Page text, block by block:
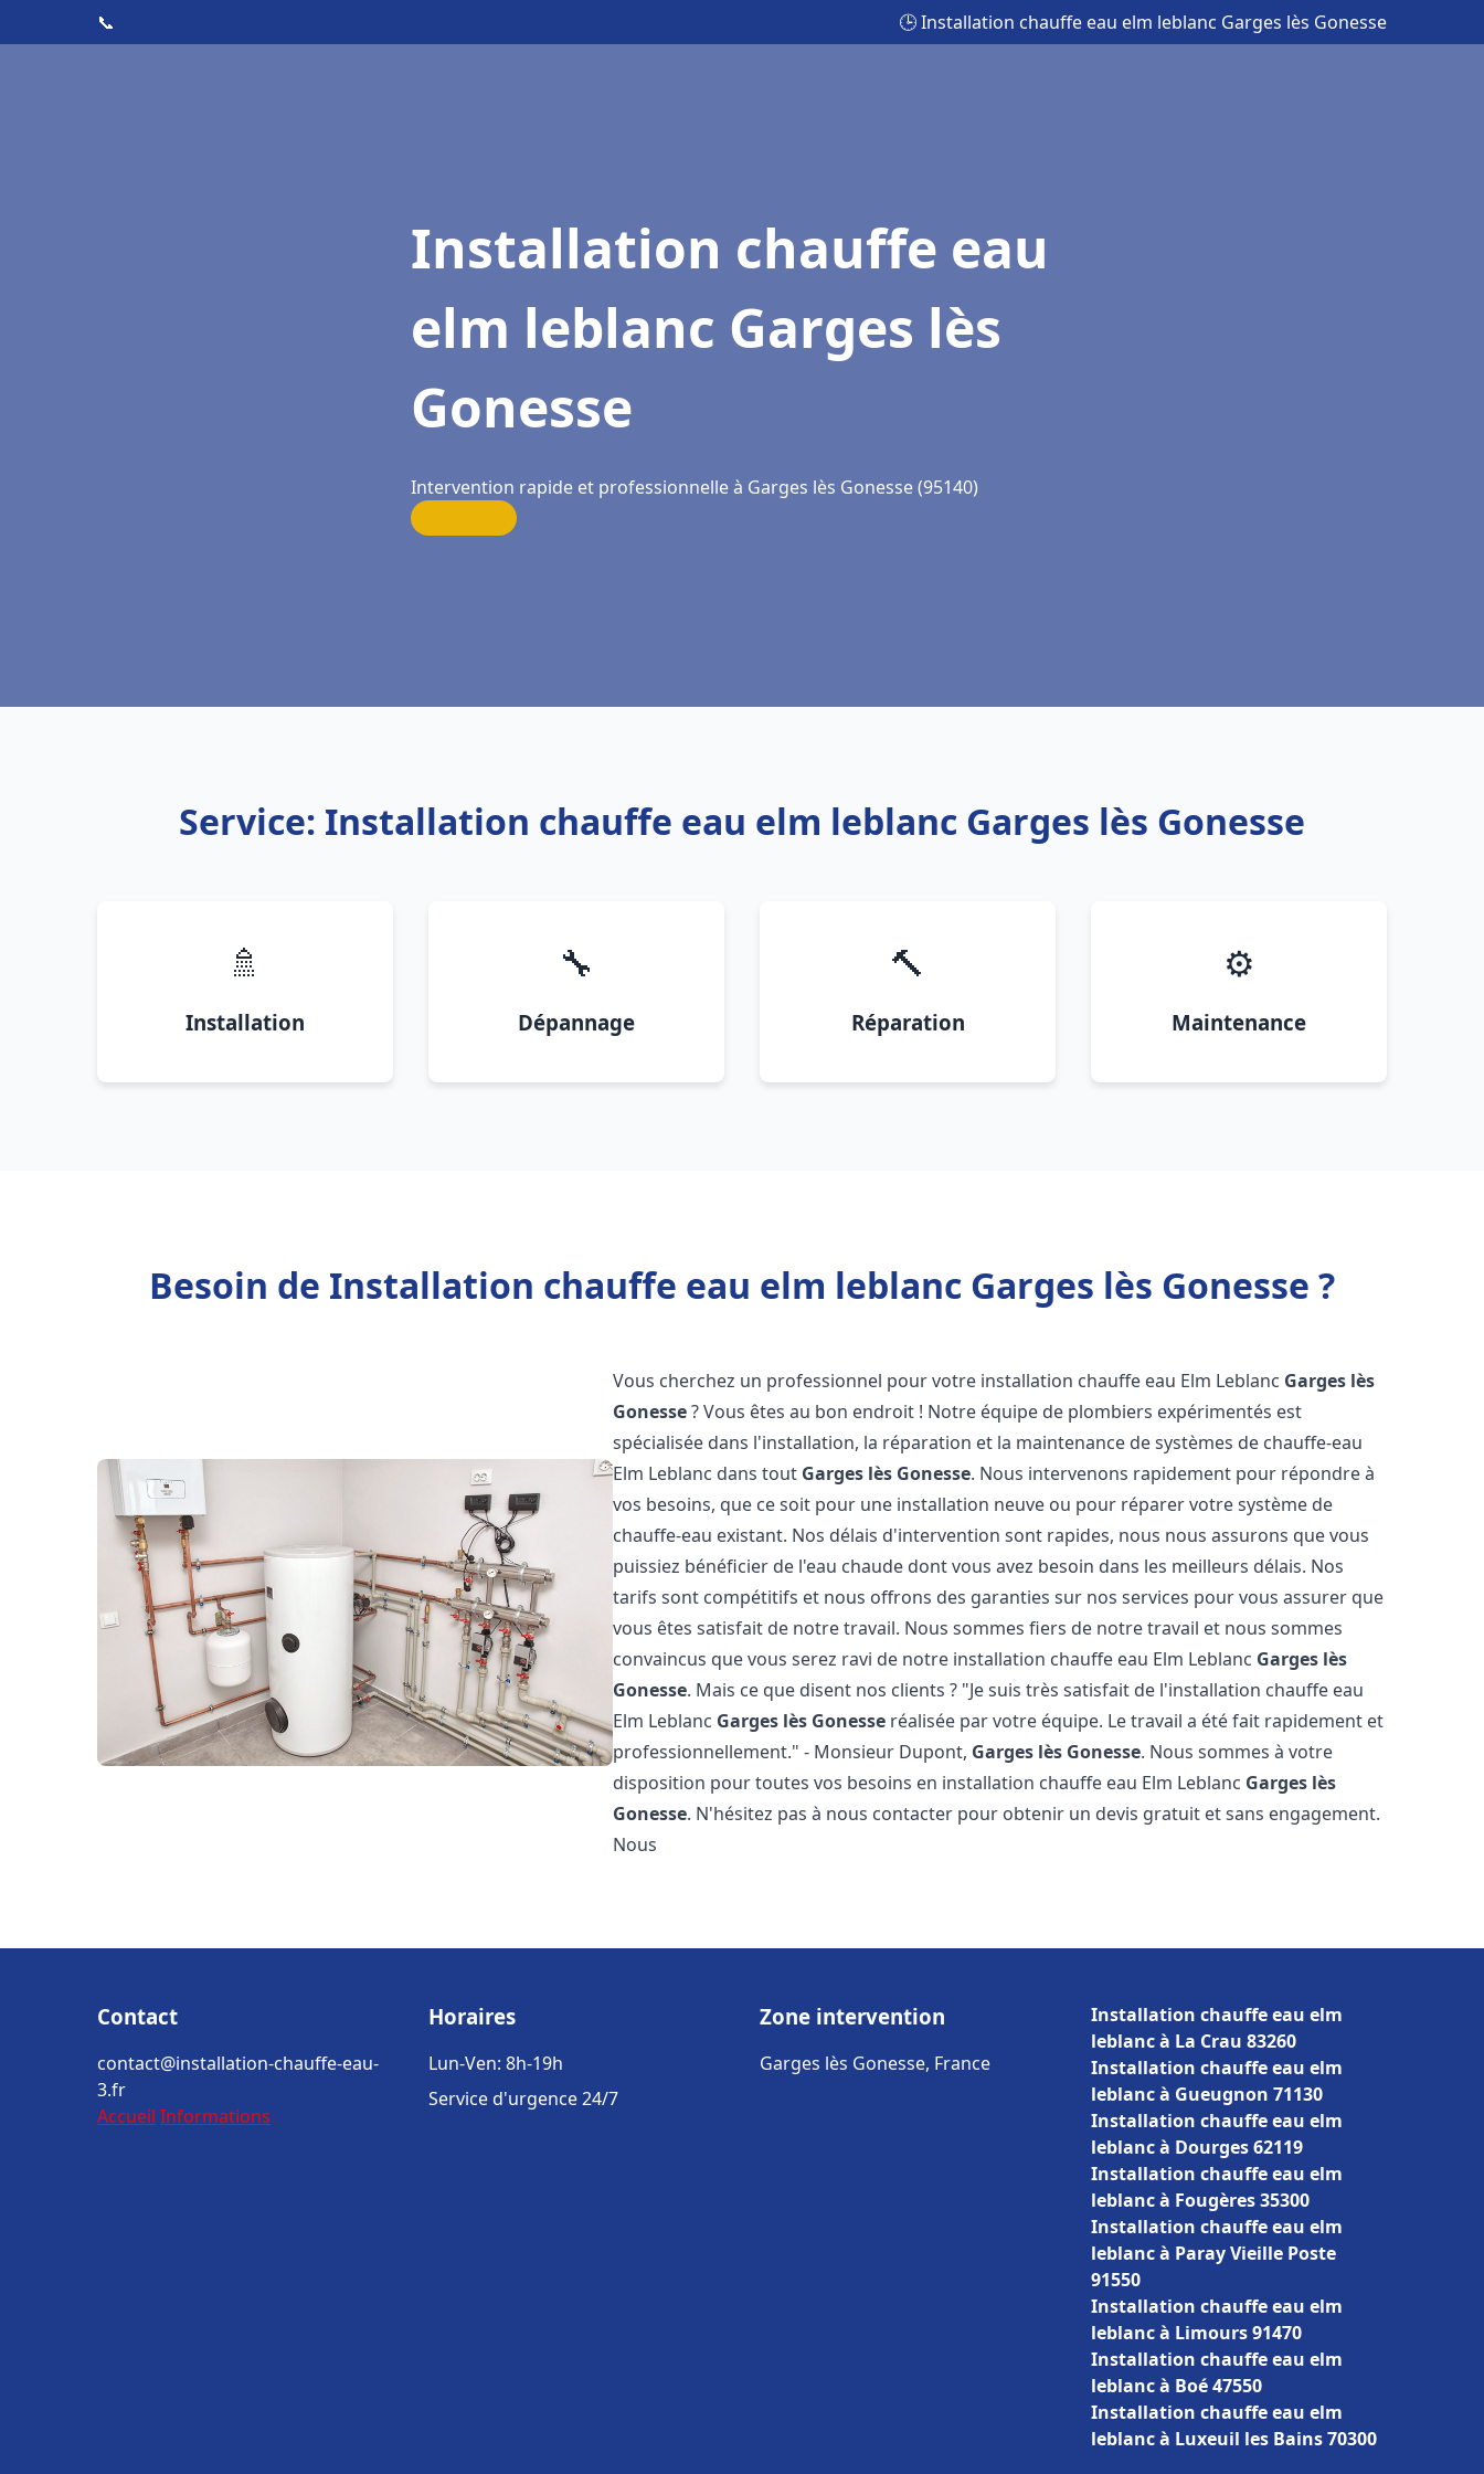
📞 🕒 Installation chauffe eau elm leblanc Garges lès Gonesse
Installation chauffe eau
elm leblanc Garges lès
Gonesse
Intervention rapide et professionnelle à Garges lès Gonesse (95140)
Service: Installation chauffe eau elm leblanc Garges lès Gonesse
🚿
Installation
🔧
Dépannage
🔨
Réparation
⚙️
Maintenance
Besoin de Installation chauffe eau elm leblanc Garges lès Gonesse ?
Vous cherchez un professionnel pour votre installation chauffe eau Elm Leblanc Garges lès
Gonesse? Vous êtes au bon endroit ! Notre équipe de plombiers expérimentés est
spécialisée dans l'installation, la réparation et la maintenance de systèmes de chauffe-eau
Elm Leblanc dans tout Garges lès Gonesse. Nous intervenons rapidement pour répondre à
vos besoins, que ce soit pour une installation neuve ou pour réparer votre système de
chauffe-eau existant. Nos délais d'intervention sont rapides, nous nous assurons que vous
puissiez bénéficier de l'eau chaude dont vous avez besoin dans les meilleurs délais. Nos
tarifs sont compétitifs et nous offrons des garanties sur nos services pour vous assurer que
vous êtes satisfait de notre travail. Nous sommes fiers de notre travail et nous sommes
convaincus que vous serez ravi de notre installation chauffe eau Elm Leblanc Garges lès
Gonesse. Mais ce que disent nos clients ? "Je suis très satisfait de l'installation chauffe eau
Elm Leblanc Garges lès Gonesse réalisée par votre équipe. Le travail a été fait rapidement et
professionnellement." - Monsieur Dupont, Garges lès Gonesse. Nous sommes à votre
disposition pour toutes vos besoins en installation chauffe eau Elm Leblanc Garges lès
Gonesse. N'hésitez pas à nous contacter pour obtenir un devis gratuit et sans engagement.
Nous
Contact
contact@installation-chauffe-eau-
3.fr
Accueil Informations
Horaires
Lun-Ven: 8h-19h
Service d'urgence 24/7
Zone intervention
Garges lès Gonesse, France
Installation chauffe eau elm
leblanc à La Crau 83260
Installation chauffe eau elm
leblanc à Gueugnon 71130
Installation chauffe eau elm
leblanc à Dourges 62119
Installation chauffe eau elm
leblanc à Fougères 35300
Installation chauffe eau elm
leblanc à Paray Vieille Poste
91550
Installation chauffe eau elm
leblanc à Limours 91470
Installation chauffe eau elm
leblanc à Boé 47550
Installation chauffe eau elm
leblanc à Luxeuil les Bains 70300